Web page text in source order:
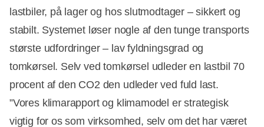
lastbiler, på lager og hos slutmodtager – sikkert og
stabilt. Systemet løser nogle af den tunge transports
største udfordringer – lav fyldningsgrad og
tomkørsel. Selv ved tomkørsel udleder en lastbil 70
procent af den CO2 den udleder ved fuld last.
”Vores klimarapport og klimamodel er strategisk
vigtig for os som virksomhed, selv om det har været